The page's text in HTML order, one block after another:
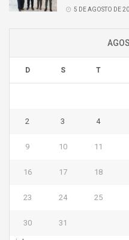
5 DE AGOSTO DE
D S T
2 3 4
9 10 11
16 17 18
23 24 25
30 31